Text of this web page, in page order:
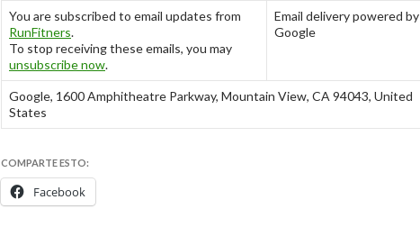
You are subscribed to email updates from
RunFitners.
To stop receiving these emails, you may
unsubscribe now.
Email delivery powered by
Google
Google, 1600 Amphitheatre Parkway, Mountain View, CA 94043, United
States
COMPARTE ESTO:
Facebook